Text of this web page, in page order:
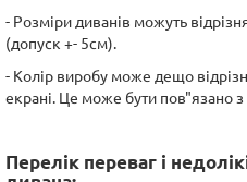
- Розміри диванів можуть
(допуск +- 5см).
- Колір виробу може дещо
екрані. Це може бути пов"язано
Перелік переваг і